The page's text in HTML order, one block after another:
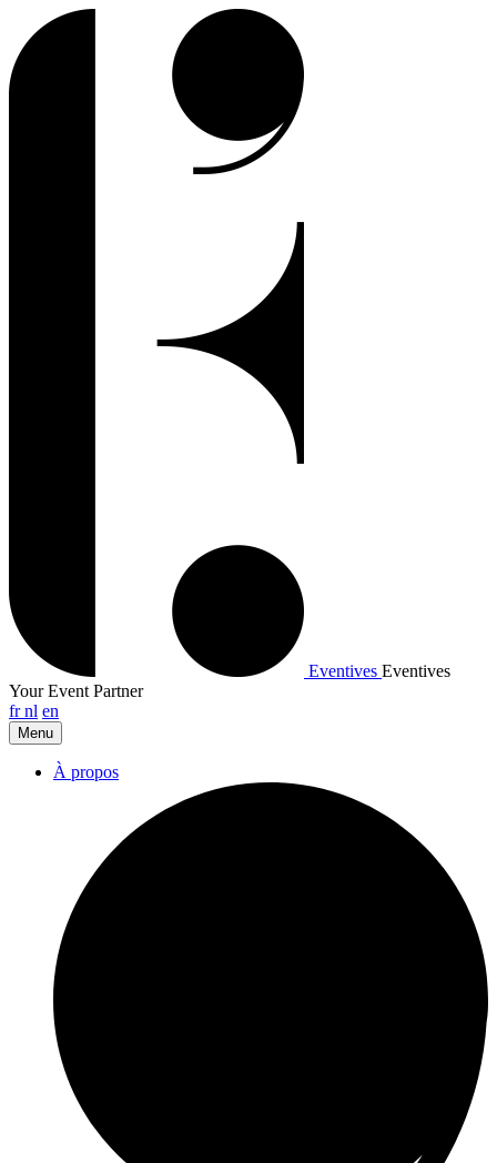
Eventives Eventives
Your Event Partner
frnl en
Menu
À propos